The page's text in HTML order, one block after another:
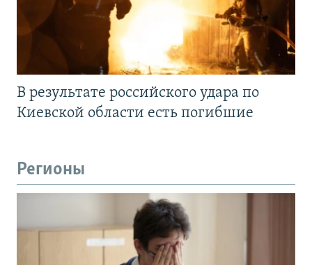
В результате российского удара по
Киевской области есть погибшие
Регионы